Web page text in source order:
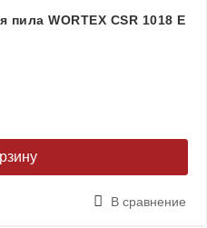
пила WORTEX CSR 1018 E
В сравнение